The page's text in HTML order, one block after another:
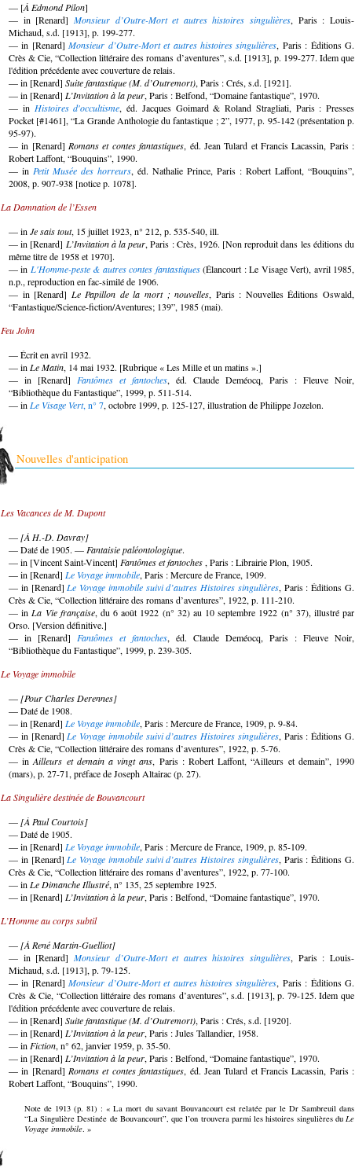
— [À Edmond Pilon]
— in [Renard] Monsieur d’Outre-Mort et autres histoires singulières, Paris : Louis-
Michaud, s.d. [1913], p. 199-277.
— in [Renard]Monsieur d’Outre-Mort et autres histoires singulières, Paris : Éditions G.
Crès & Cie, “Collection littéraire des romans d’aventures”, s.d. [1913], p. 199-277. Idem que
l'édition précédente avec couverture de relais.
— in [Renard] Suite fantastique (M. d’Outremort), Paris : Crés, s.d. [1921].
— in [Renard] L’Invitation à la peur, Paris : Belfond, “Domaine fantastique”, 1970.
— in Histoires d'occultisme, éd. Jacques Goimard & Roland Stragliati, Paris : Presses
Pocket [#1461], “La Grande Anthologie du fantastique ; 2”, 1977, p. 95-142 (présentation p.
95-97).
— in [Renard]Romans et contes fantastiques, éd. Jean Tulard et Francis Lacassin, Paris :
Robert Laffont, “Bouquins”, 1990.
— in Petit Musée des horreurs, éd. Nathalie Prince, Paris : Robert Laffont, “Bouquins”,
2008, p. 907-938 [notice p. 1078].
La Damnation de l’Essen
— inJe sais tout, 15 juillet 1923, n° 212, p. 535-540, ill.
— in [Renard] L’Invitation à la peur, Paris : Crès, 1926. [Non reproduit dans les éditions du
même titre de 1958 et 1970].
— in L'Homme-peste & autres contes fantastiques(Élancourt : Le Visage Vert), avril 1985,
n.p., reproduction en fac-similé de 1906.
— in [Renard] Le Papillon de la mort ; nouvelles, Paris : Nouvelles Éditions Oswald,
“Fantastique/Science-fiction/Aventures; 139”, 1985 (mai).
Feu John
— Écrit en avril 1932.
— in Le Matin, 14 mai 1932. [Rubrique « Les Mille et un matins ».]
— in [Renard] Fantômes et fantoches, éd. Claude Deméocq, Paris : Fleuve Noir,
“Bibliothèque du Fantastique”, 1999, p. 511-514.
— in Le Visage Vert, n° 7, octobre 1999, p. 125-127, illustration de Philippe Jozelon.
Nouvelles d'anticipation
Les Vacances de M. Dupont
— [À H.-D. Davray]
— Daté de 1905. — Fantaisie paléontologique.
— in [Vincent Saint-Vincent] Fantômes et fantoches , Paris : Librairie Plon, 1905.
— in [Renard] Le Voyage immobile, Paris : Mercure de France, 1909.
— in [Renard] Le Voyage immobile suivi d’autres Histoires singulières, Paris : Éditions G.
Crès & Cie, “Collection littéraire des romans d’aventures”, 1922, p. 111-210.
— in La Vie française, du 6 août 1922 (n° 32) au 10 septembre 1922 (n° 37), illustré par
Orso. [Version définitive.]
— in [Renard] Fantômes et fantoches, éd. Claude Deméocq, Paris : Fleuve Noir,
“Bibliothèque du Fantastique”, 1999, p. 239-305.
Le Voyage immobile
— [Pour Charles Derennes]
— Daté de 1908.
— in [Renard] Le Voyage immobile, Paris : Mercure de France, 1909, p. 9-84.
— in [Renard] Le Voyage immobile suivi d’autres Histoires singulières, Paris : Éditions G.
Crès & Cie, “Collection littéraire des romans d’aventures”, 1922, p. 5-76.
— inAilleurs et demain a vingt ans, Paris : Robert Laffont, “Ailleurs et demain”, 1990
(mars), p. 27-71, préface de Joseph Altairac (p. 27).
La Singulière destinée de Bouvancourt
— [À Paul Courtois]
— Daté de 1905.
— in [Renard] Le Voyage immobile, Paris : Mercure de France, 1909, p. 85-109.
— in [Renard] Le Voyage immobile suivi d’autres Histoires singulières, Paris : Éditions G.
Crès & Cie, “Collection littéraire des romans d’aventures”, 1922, p. 77-100.
— in Le Dimanche Illustré, n° 135, 25 septembre 1925.
— in [Renard] L’Invitation à la peur, Paris : Belfond, “Domaine fantastique”, 1970.
L’Homme au corps subtil
— [À René Martin-Guelliot]
— in [Renard] Monsieur d’Outre-Mort et autres histoires singulières, Paris : Louis-
Michaud, s.d. [1913], p. 79-125.
— in [Renard]Monsieur d’Outre-Mort et autres histoires singulières, Paris : Éditions G.
Crès & Cie, “Collection littéraire des romans d’aventures”, s.d. [1913], p. 79-125. Idem que
l'édition précédente avec couverture de relais.
— in [Renard] Suite fantastique (M. d’Outremort), Paris : Crés, s.d. [1920].
— in [Renard] L’Invitation à la peur, Paris : Jules Tallandier, 1958.
— in Fiction, n° 62, janvier 1959, p. 35-50.
— in [Renard] L’Invitation à la peur, Paris : Belfond, “Domaine fantastique”, 1970.
— in [Renard] Romans et contes fantastiques, éd. Jean Tulard et Francis Lacassin, Paris :
Robert Laffont, “Bouquins”, 1990.
Note de 1913 (p. 81) : « La mort du savant Bouvancourt est relatée par le Dr Sambreuil dans
“La Singulière Destinée de Bouvancourt”, que l’on trouvera parmi les histoires singulières du Le
Voyage immobile . »